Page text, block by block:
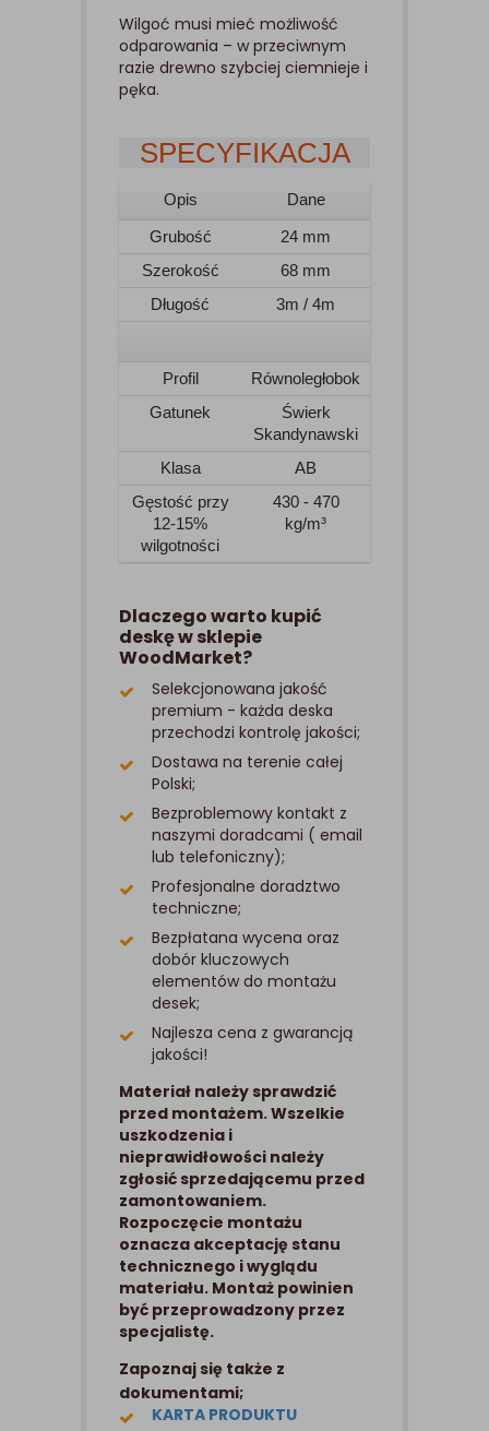
Wilgoć musi mieć możliwość
odparowania – w przeciwnym
razie drewno szybciej ciemnieje i
pęka.
SPECYFIKACJA
Opis
Dane
Grubość
24 mm
Szerokość
68 mm
Długość
3m / 4m
Profil
Równoległobok
Gatunek
Świerk
Skandynawski
Klasa
AB
Gęstość przy
12-15%
wilgotności
430 - 470
kg/m³
Dlaczego warto kupić
deskę w sklepie
WoodMarket?
Selekcjonowana jakość
premium - każda deska
przechodzi kontrolę jakości;
Dostawa na terenie całej
Polski;
Bezproblemowy kontakt z
naszymi doradcami ( email
lub telefoniczny);
Profesjonalne doradztwo
techniczne;
Bezpłatana wycena oraz
dobór kluczowych
elementów do montażu
desek;
Najlesza cena z gwarancją
jakości!
Materiał należy sprawdzić
przed montażem. Wszelkie
uszkodzenia i
nieprawidłowości należy
zgłosić sprzedającemu przed
zamontowaniem.
Rozpoczęcie montażu
oznacza akceptację stanu
technicznego i wyglądu
materiału. Montaż powinien
być przeprowadzony przez
specjalistę.
Zapoznaj się także z
dokumentami;
KARTA PRODUKTU